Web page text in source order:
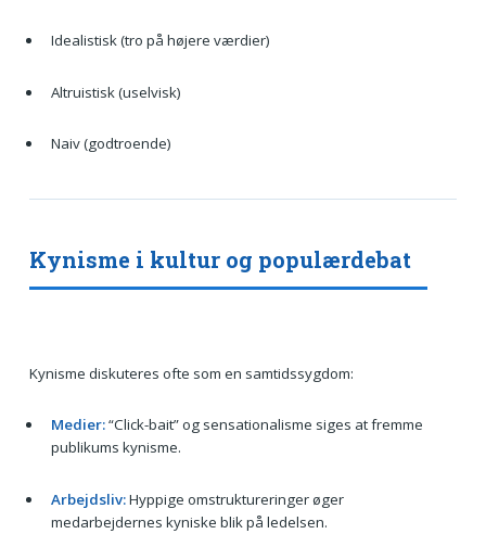
Idealistisk (tro på højere værdier)
Altruistisk (uselvisk)
Naiv (godtroende)
Kynisme i kultur og populærdebat
Kynisme diskuteres ofte som en samtidssygdom:
Medier:“Click-bait” og sensationalisme siges at fremme
publikums kynisme.
Arbejdsliv:Hyppige omstruktureringer øger
medarbejdernes kyniske blik på ledelsen.